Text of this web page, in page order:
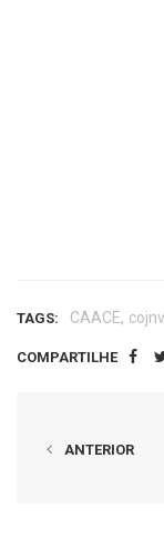
TAGS: CAACE,
COMPARTILHE
ANTERIOR